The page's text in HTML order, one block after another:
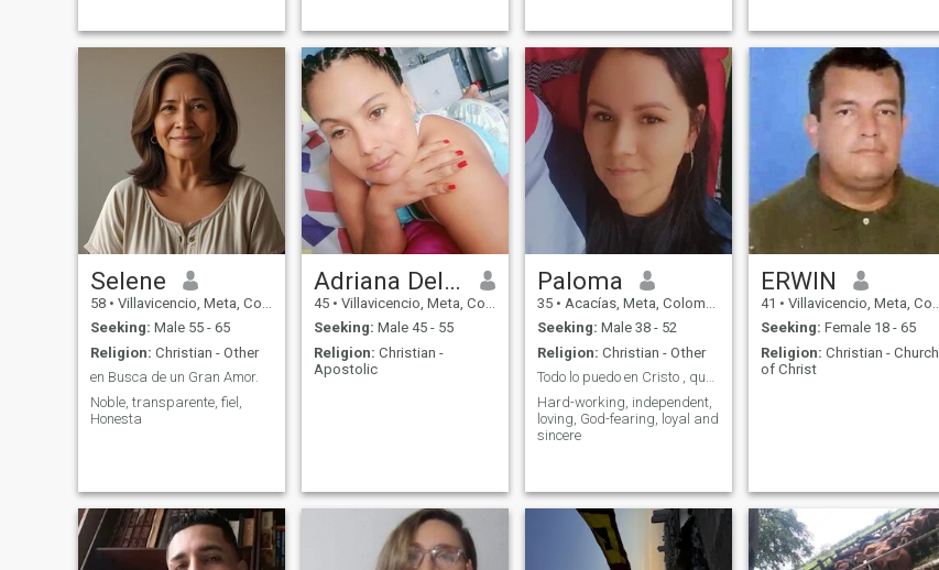
who admire the small details
and who despite the
circumstances always
believes that everything can
improve because there is a
God who never fails.
Selene
58 • Villavicencio, Meta, Colombia
Seeking: Male 55 - 65
Religion: Christian - Other
en Busca de un Gran Amor.
Noble, transparente, fiel,
Honesta
Adriana Del Pilar
45 • Villavicencio, Meta, Colombia
Seeking: Male 45 - 55
Religion: Christian -
Apostolic
Paloma
35 • Acacías, Meta, Colombia
Seeking: Male 38 - 52
Religion: Christian - Other
Todo lo puedo en Cristo , que me fortalece.
Hard-working, independent,
loving, God-fearing, loyal and
sincere
ERWIN
41 • Villavicencio, Meta, Colombia
Seeking: Female 18 - 65
Religion: Christian - Church
of Christ